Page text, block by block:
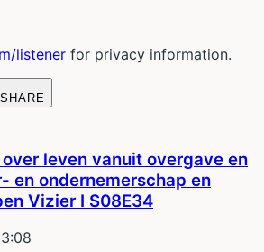
listener for privacy information.
SHARE
leven vanuit overgave en
en ondernemerschap en
Vizier I S08E34